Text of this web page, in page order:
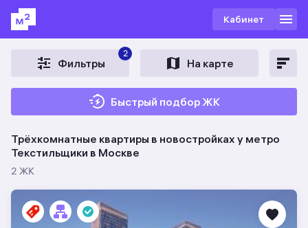
Кабинет
Фильтры
2
На карте
Быстрый подбор ЖК
Трёхкомнатные квартиры в новостройках у метро
Текстильщики в Москве
2 ЖК